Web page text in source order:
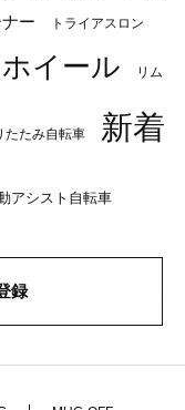
ー トライアスロン
ホイール リム
たたみ自転車
新着
アシスト自転車
録